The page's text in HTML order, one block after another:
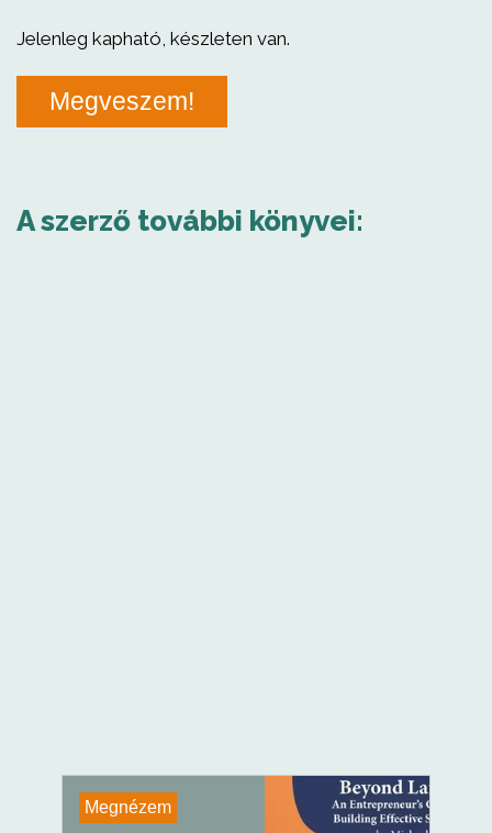
Jelenleg kapható, készleten van.
Megveszem!
A szerző további könyvei:
Megnézem